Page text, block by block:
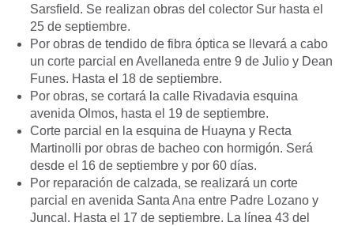
Sarsfield. Se realizan obras del colector Sur hasta el
25 de septiembre.
Por obras de tendido de fibra óptica se llevará a cabo
un corte parcial en Avellaneda entre 9 de Julio y Dean
Funes. Hasta el 18 de septiembre.
Por obras, se cortará la calle Rivadavia esquina
avenida Olmos, hasta el 19 de septiembre.
Corte parcial en la esquina de Huayna y Recta
Martinolli por obras de bacheo con hormigón. Será
desde el 16 de septiembre y por 60 días.
Por reparación de calzada, se realizará un corte
parcial en avenida Santa Ana entre Padre Lozano y
Juncal. Hasta el 17 de septiembre. La línea 43 del